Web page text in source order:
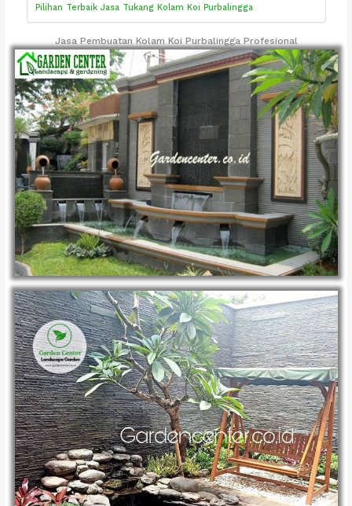
Pilihan Terbaik Jasa Tukang Kolam Koi Purbalingga
Jasa Pembuatan Kolam Koi Purbalingga Profesional